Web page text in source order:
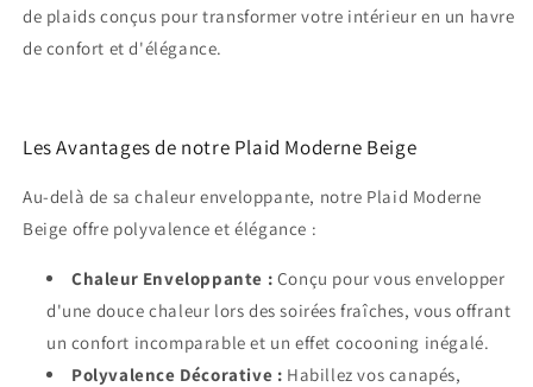
de plaids conçus pour transformer votre intérieur en un havre
de confort et d'élégance.
Les Avantages de notre Plaid Moderne Beige
Au-delà de sa chaleur enveloppante, notre Plaid Moderne
Beige offre polyvalence et élégance :
Chaleur Enveloppante : Conçu pour vous envelopper
d'une douce chaleur lors des soirées fraîches, vous offrant
un confort incomparable et un effet cocooning inégalé.
Polyvalence Décorative : Habillez vos canapés,